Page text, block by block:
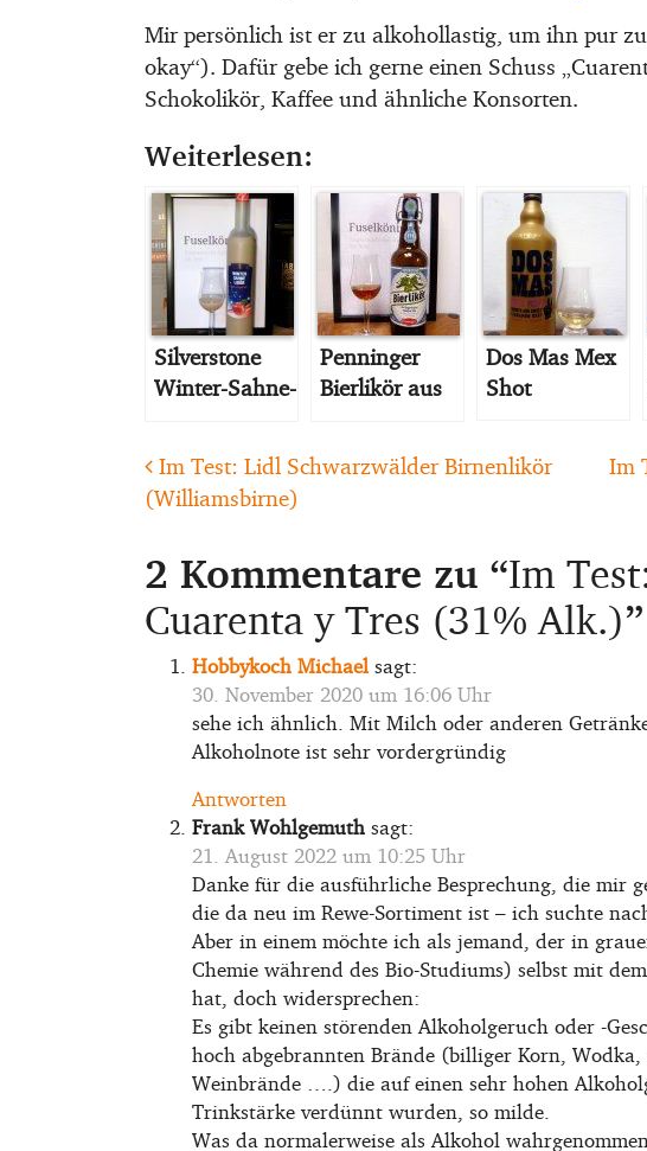
Mir persönlich ist er zu alkohollastig, um ihn pur
okay“). Dafür gebe ich gerne einen Schuss
Schokolikör, Kaffee und ähnliche Konsorten.
Weiterlesen:
Silverstone
Winter-Sahne-
Penninger
Bierlikör aus
Dos Mas Mex
Shot
Post navigation
Im Test: Lidl Schwarzwälder Birnenlikör
(Williamsbirne)
Im
2 Kommentare zu “Im
Cuarenta y Tres (31% Alk.)”
Hobbykoch Michael sagt:
30. November 2020 um 16:06 Uhr
sehe ich ähnlich. Mit Milch oder anderen
Alkoholnote ist sehr vordergründig
Antworten
Frank Wohlgemuth sagt:
21. August 2022 um 10:25 Uhr
Danke für die ausführliche Besprechung, die mir
die da neu im Rewe-Sortiment ist – ich suchte
Aber in einem möchte ich als jemand, der in
Chemie während des Bio-Studiums) selbst mit
hat, doch widersprechen:
Es gibt keinen störenden Alkoholgeruch oder -
hoch abgebrannten Brände (billiger Korn,
Weinbrände ….) die auf einen sehr hohen
Trinkstärke verdünnt wurden, so milde.
Was da normalerweise als Alkohol